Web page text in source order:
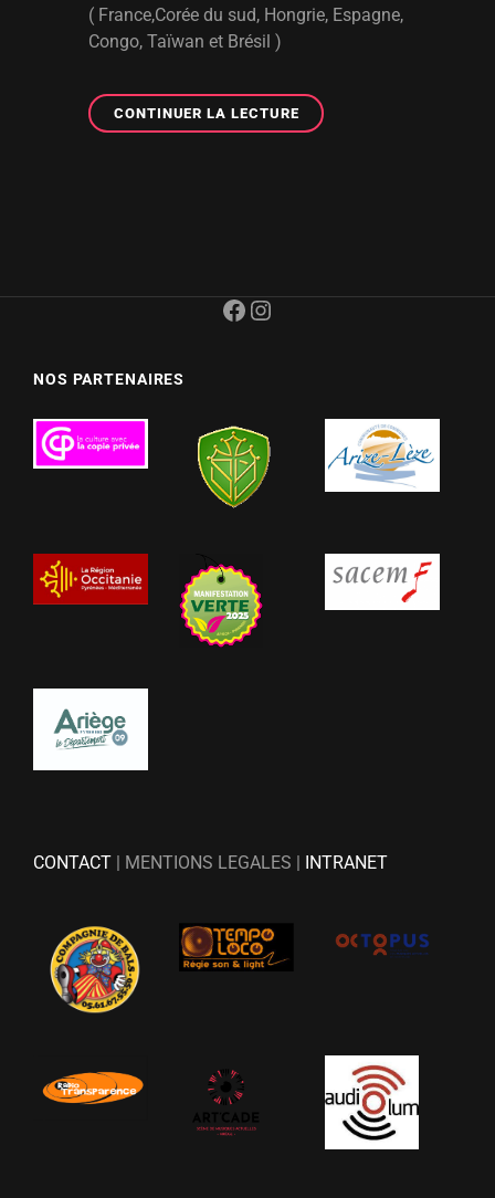
( France,Corée du sud, Hongrie, Espagne,
Congo, Taïwan et Brésil )
CONTINUER LA LECTURETRI
SÉLECTIF
Facebook
Instagram
NOS PARTENAIRES
CONTACT | MENTIONS LEGALES | INTRANET